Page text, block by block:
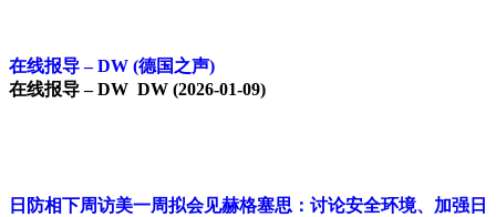
在线报导 – DW (德国之声)
在线报导 – DW DW (2026-01-09)
日防相下周访美一周拟会见赫格塞思：讨论安全环境、加强日